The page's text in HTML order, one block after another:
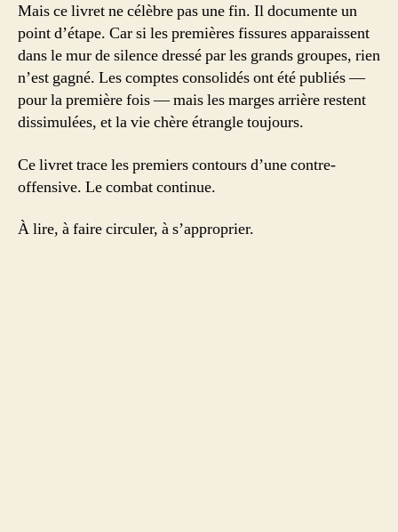
Mais ce livret ne célèbre pas une fin. Il documente un
point d’étape. Car si les premières fissures apparaissent
dans le mur de silence dressé par les grands groupes, rien
n’est gagné. Les comptes consolidés ont été publiés —
pour la première fois — mais les marges arrière restent
dissimulées, et la vie chère étrangle toujours.
Ce livret trace les premiers contours d’une contre-
offensive. Le combat continue.
À lire, à faire circuler, à s’approprier.